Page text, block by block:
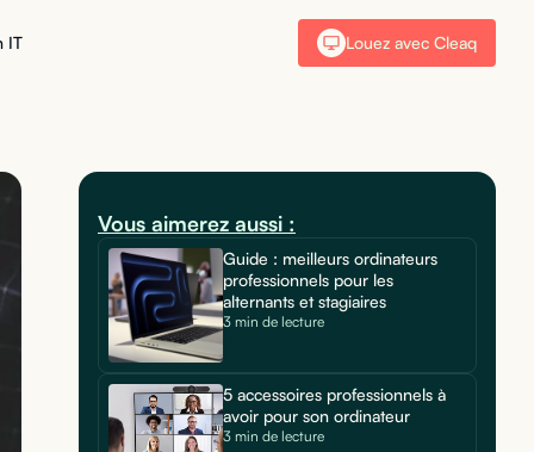
IT Louez avec Cleaq
Vous aimerez aussi :
Guide : meilleurs ordinateurs
professionnels pour les
alternants et stagiaires
3 min de lecture
5 accessoires professionnels à
avoir pour son ordinateur
3 min de lecture